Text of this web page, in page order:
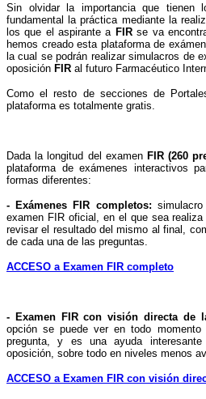
Sin olvidar la importancia que tienen
fundamental la práctica mediante la
los que el aspirante a FIRse va
hemos creado esta plataforma de
la cual se podrán realizar simulacros de
oposición FIR al futuro Farmacéutico
Como el resto de secciones de
plataforma es totalmente gratis.
Dada la longitud del examenFIR (260
plataforma de exámenes interactivos
formas diferentes:
- Exámenes FIR completos:
examen FIR oficial, en el que sea
revisar el resultado del mismo al final,
de cada una de las preguntas.
ACCESO a Examen FIR completo
- Examen FIR con visión directa de
opción se puede ver en todo
pregunta, y es una ayuda
oposición, sobre todo en niveles menos
ACCESO a Examen FIR con visión